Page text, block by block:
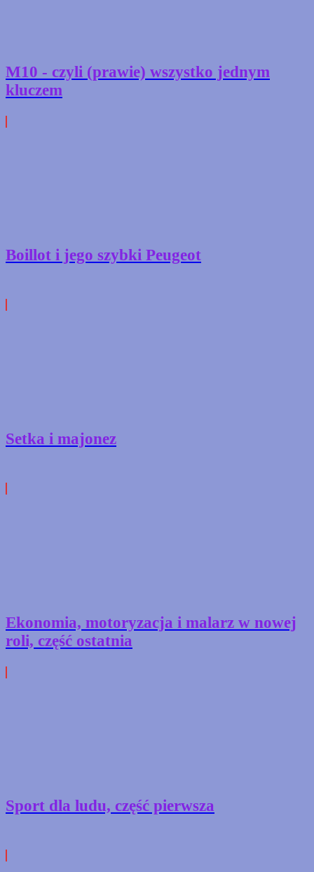
M10 - czyli (prawie) wszystko jednym
kluczem
Boillot i jego szybki Peugeot
Setka i majonez
Ekonomia, motoryzacja i malarz w nowej
roli, część ostatnia
Sport dla ludu, część pierwsza